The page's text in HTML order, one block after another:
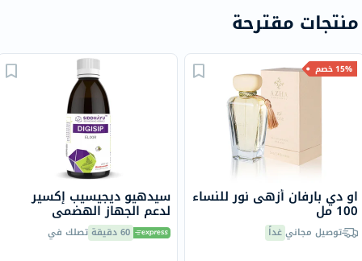
منتجات مقترحة
15% خصم
او دي بارفان أزهى نور للنساء
100 مل
توصيل مجانيغداً
سيدهيو ديجيسيب إكسير
لدعم الجهاز الهضمي
مل 60 دقيقة تصلك في